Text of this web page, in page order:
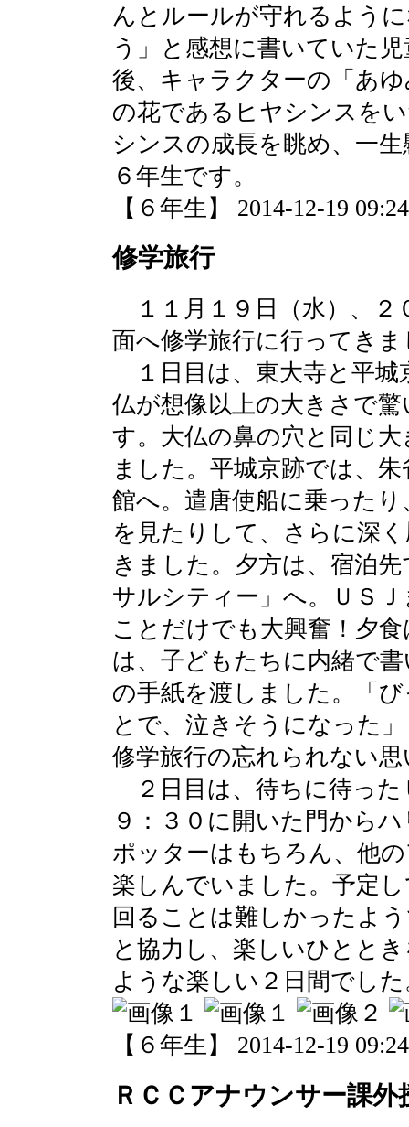
んとルールが守れるよう
う」と感想に書いていた
後、キャラクターの「あ
の花であるヒヤシンスを
シンスの成長を眺め、一
６年生です。
【６年生】 2014-12-19
修学旅行
１１月１９日（水）、２
面へ修学旅行に行ってき
１日目は、東大寺と平城
仏が想像以上の大きさで
す。大仏の鼻の穴と同じ
ました。平城京跡では、
館へ。遣唐使船に乗った
を見たりして、さらに深
きました。夕方は、宿泊
サルシティー」へ。ＵＳ
ことだけでも大興奮！夕
は、子どもたちに内緒で
の手紙を渡しました。「
とで、泣きそうになった
修学旅行の忘れられない
２日目は、待ちに待った
９：３０に開いた門から
ポッターはもちろん、他
楽しんでいました。予定
回ることは難しかったよ
と協力し、楽しいひとと
ような楽しい２日間でし
【６年生】 2014-12-19
ＲＣＣアナウンサー課外